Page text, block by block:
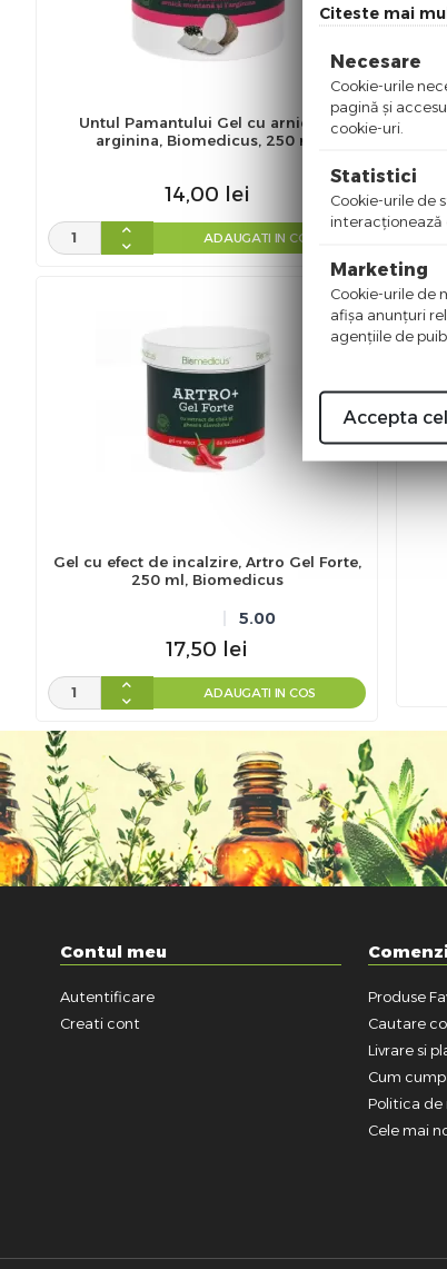
Untul Pamantului Gel cu arnica si
arginina, Biomedicus, 250 ml
14,00 lei
ADAUGATI IN COS
Gel cu efect de incalzire, Artro Gel Forte,
250 ml, Biomedicus
5.00
17,50 lei
ADAUGATI IN COS
-5 %
Contul meu
Autentificare
Creati cont
Produse
Cautare
Livrare si
Cum
Politica
Cele mai
Citeste mai
Necesare
Cookie-urile
pagină şi
cookie-uri.
Statistici
Cookie-urile de
interacţionează
Marketing
Cookie-urile de
afişa anunţuri
agenţiile de
Accepta